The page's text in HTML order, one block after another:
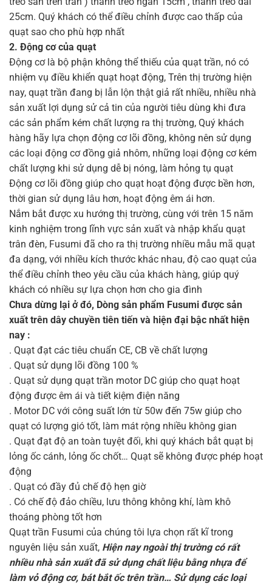
25cm. Quý khách có thể điều chỉnh được cao thấp của
quạt sao cho phù hợp nhất
2. Động cơ của quạt
Động cơ là bộ phận không thể thiếu của quạt trần, nó có
nhiệm vụ điều khiển quạt hoạt động, Trên thị trường hiện
nay, quạt trần đang bị lẫn lộn thật giả rất nhiều, nhiều nhà
sản xuất lợi dụng sử cả tin của người tiêu dùng khi đưa
các sản phẩm kém chất lượng ra thị trường, Quý khách
hàng hãy lựa chọn động cơ lõi đồng, không nên sử dụng
các loại động cơ đồng giả nhôm, những loại động cơ kém
chất lượng khi sử dụng dễ bị nóng, làm hỏng tụ quạt
Động cơ lõi đồng giúp cho quạt hoạt động được bền hơn,
thời gian sử dụng lâu hơn, hoạt động êm ái hơn.
Nắm bắt được xu hướng thị trường, cùng với trên 15 năm
kinh nghiệm trong lĩnh vực sản xuất và nhập khẩu quạt
trân đèn, Fusumi đã cho ra thị trường nhiều mẫu mã quạt
đa dạng, với nhiều kích thước khác nhau, độ cao quạt của
thể điều chỉnh theo yêu cầu của khách hàng, giúp quý
khách có nhiều sự lựa chọn hơn cho gia đình
Chưa dừng lại ở đó, Dòng sản phẩm Fusumi được sản
xuất trên dây chuyền tiên tiến và hiện đại bậc nhất hiện
nay :
. Quạt đạt các tiêu chuẩn CE, CB về chất lượng
. Quạt sử dụng lõi đồng 100 %
. Quạt sử dụng quạt trần motor DC giúp cho quạt hoạt
động được êm ái và tiết kiệm điện năng
. Motor DC với công suất lớn từ 50w đến 75w giúp cho
quạt có lượng gió tốt, làm mát rộng nhiều không gian
. Quạt đạt độ an toàn tuyệt đối, khi quý khách bắt quạt bị
lỏng ốc cánh, lỏng ốc chốt… Quạt sẽ không được phép hoạt
động
. Quạt có đầy đủ chế độ hẹn giờ
. Có chế độ đảo chiều, lưu thông không khí, làm khô
thoáng phòng tốt hơn
Quạt trần Fusumi của chúng tôi lựa chọn rất kĩ trong
nguyên liệu sản xuất, Hiện nay ngoài thị trường có rất
nhiều nhà sản xuất đã sử dụng chất liệu bằng nhựa để
làm vỏ động cơ, bát bắt ốc trên trần… Sử dụng các loại